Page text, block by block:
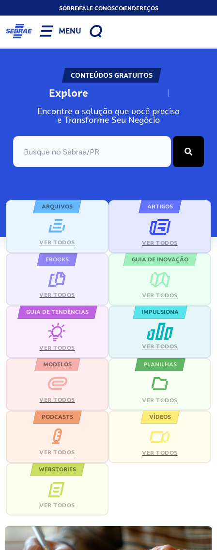
SOBREFALE CONOSCOENDEREÇOS
MENU
CONTEÚDOS GRATUITOS
Explore N
Encontre a solução que você precisa
e Transforme Seu Negócio
ARQUIVOS
VER TODOS
ARTIGOS
VER TODOS
EBOOKS
VER TODOS
GUIA DE INOVAÇÃO
VER TODOS
GUIA DE TENDÊNCIAS
VER TODOS
IMPULSIONA
VER TODOS
MODELOS
VER TODOS
PLANILHAS
VER TODOS
PODCASTS
VER TODOS
VÍDEOS
VER TODOS
WEBSTORIES
VER TODOS